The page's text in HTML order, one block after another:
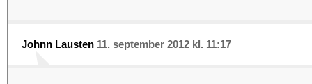
Johnn Lausten 11. september 2012 kl. 11:17